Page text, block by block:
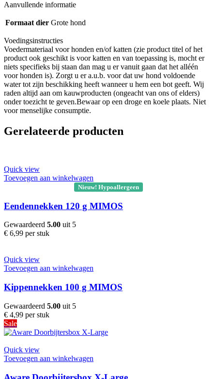
Aanvullende informatie
Formaat dier Grote hond
Voedingsinstructies
Voedermateriaal voor honden en/of katten (zie product titel of het
product ook geschikt is voor katten en van toepassing is, mocht er
niets specifieks bij staan dan mag u er vanuit gaan dat het alléén
voor honden is). Zorgt u er a.u.b. voor dat uw hond voldoende
water tot zijn beschikking heeft wanneer u hem een bot geeft. Wij
raden altijd aan om kauwproducten (ongeacht van ons of elders)
onder toezicht te geven.Bewaar op een droge en koele plaats. Niet
voor menselijke consumptie.
Gerelateerde producten
Quick view
Toevoegen aan winkelwagen
Nieuw! Hypoallergeen
Eendennekken 120 g MIMOS
Gewaardeerd 5.00 uit 5
€ 6,99 per stuk
Quick view
Toevoegen aan winkelwagen
Kippennekken 100 g MIMOS
Gewaardeerd 5.00 uit 5
€ 4,99 per stuk
Sale
Quick view
Toevoegen aan winkelwagen